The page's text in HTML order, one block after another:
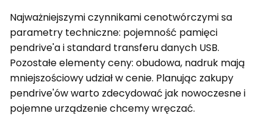
Najważniejszymi czynnikami cenotwórczymi sa
parametry techniczne: pojemność pamięci
pendrive'a i standard transferu danych USB.
Pozostałe elementy ceny: obudowa, nadruk mają
mniejszościowy udział w cenie. Planując zakupy
pendrive'ów warto zdecydować jak nowoczesne i
pojemne urządzenie chcemy wręczać.